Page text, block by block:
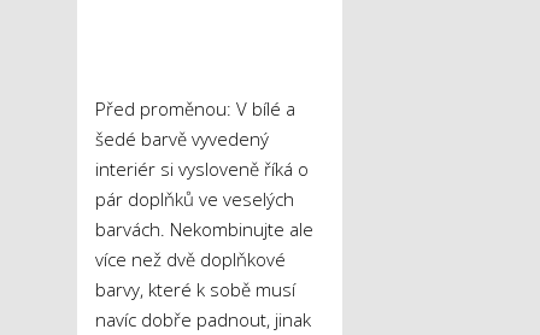
Před proměnou: V bílé a
šedé barvě vyvedený
interiér si vysloveně říká o
pár doplňků ve veselých
barvách. Nekombinujte ale
více než dvě doplňkové
barvy, které k sobě musí
navíc dobře padnout, jinak